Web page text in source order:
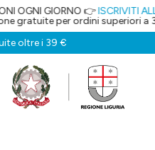
OGNI GIORNO 👉ISCRIVITI
gratuite per ordini superiori a
oltre i 39 €